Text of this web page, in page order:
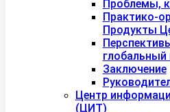
Проблемы,
Практико-
Продукты
глобальный
Заключение
Центр
(ЦИТ)